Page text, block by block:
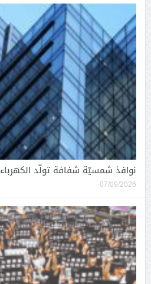
نوافذ شمسيّة شفافة تولّد الكهرباء
07/09/2026